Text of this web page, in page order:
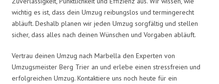
wichtig es ist, dass dein Umzug reibungslos und termingerecht
abläuft. Deshalb planen wir jeden Umzug sorgfältig und stellen
sicher, dass alles nach deinen Wünschen und Vorgaben abläuft.
Vertrau deinen Umzug nach Marbella den Experten von
Umzugsmeister Berg Trier an und erlebe einen stressfreien und
erfolgreichen Umzug. Kontaktiere uns noch heute für ein